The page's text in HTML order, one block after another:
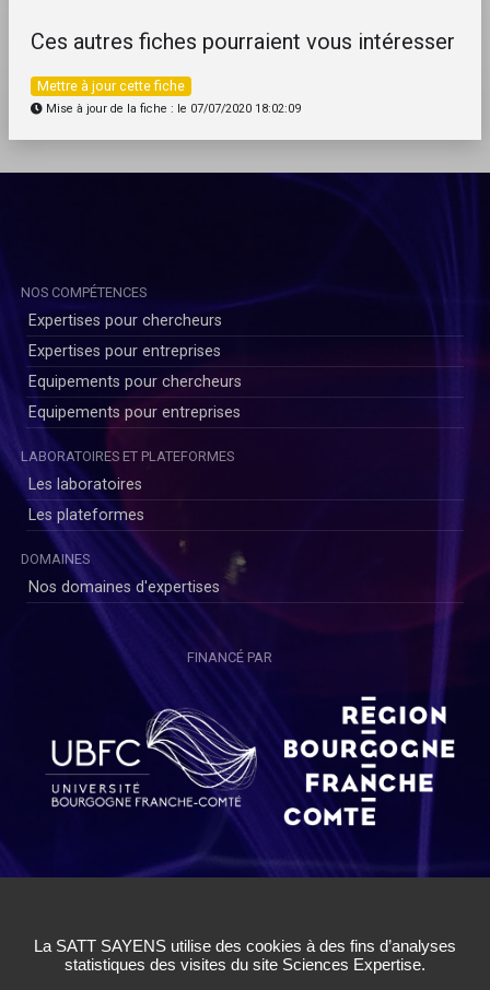
Ces autres fiches pourraient vous intéresser
Mettre à jour cette fiche
Mise à jour de la fiche : le 07/07/2020 18:02:09
NOS COMPÉTENCES
Expertises pour chercheurs
Expertises pour entreprises
Equipements pour chercheurs
Equipements pour entreprises
LABORATOIRES ET PLATEFORMES
Les laboratoires
Les plateformes
DOMAINES
Nos domaines d'expertises
FINANCÉ PAR
Politique de Confidentialité Chercheurs|Conditions Générales
d'Utilisation|Cookies| Gestion des cookies